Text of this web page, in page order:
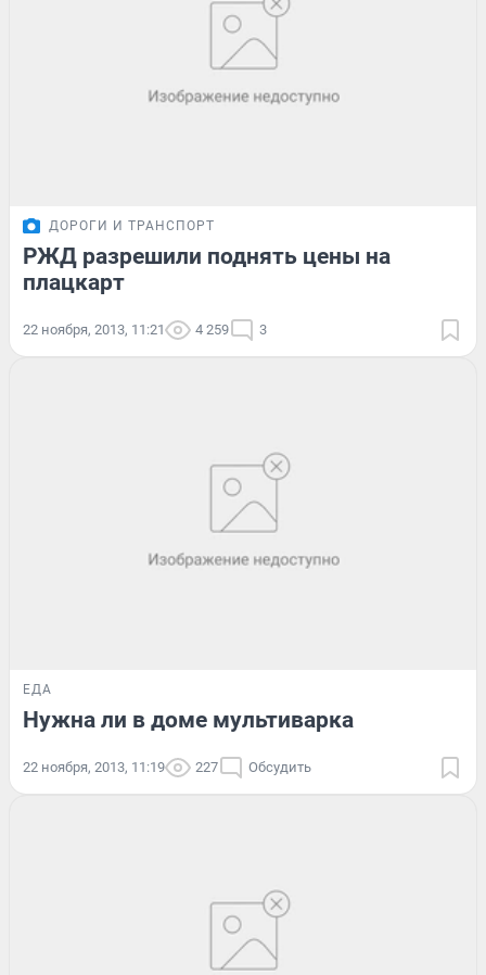
ДОРОГИ И ТРАНСПОРТ
РЖД разрешили поднять цены на
плацкарт
22 ноября, 2013, 11:21 4 259 3
ЕДА
Нужна ли в доме мультиварка
22 ноября, 2013, 11:19 227 Обсудить